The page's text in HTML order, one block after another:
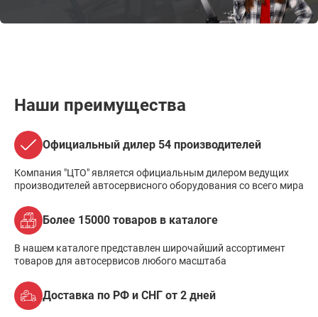
Наши преимущества
Официальный дилер 54 производителей
Компания "ЦТО" является официальным дилером ведущих
производителей автосервисного оборудования со всего мира
Более 15000 товаров в каталоге
В нашем каталоге представлен широчайший ассортимент
товаров для автосервисов любого масштаба
Доставка по РФ и СНГ от 2 дней